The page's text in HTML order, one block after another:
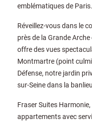
emblématiques de Paris.
Réveillez-vous dans le
près de la Grande
offre des vues
Montmartre (point
Défense, notre jardin
sur-Seine dans la
Fraser Suites
appartements avec